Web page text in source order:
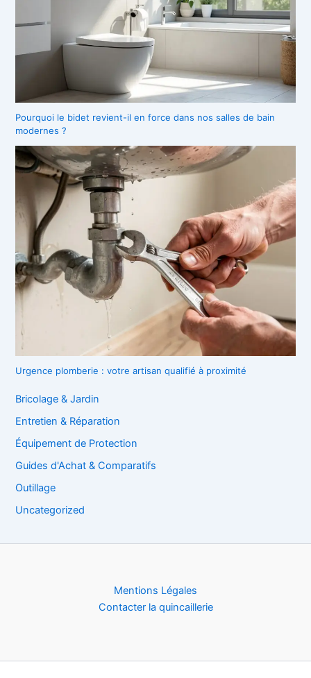
Pourquoi le bidet revient-il en force dans nos salles de bain
modernes ?
Urgence plomberie : votre artisan qualifié à proximité
Bricolage & Jardin
Entretien & Réparation
Équipement de Protection
Guides d'Achat & Comparatifs
Outillage
Uncategorized
Mentions Légales
Contacter la quincaillerie